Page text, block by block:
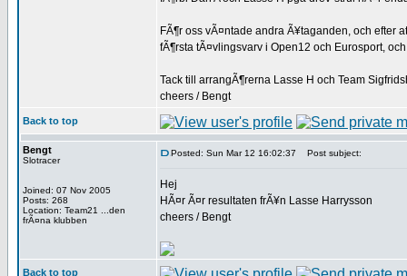
FÃ¶r oss vÃ¤ntade andra Ã¥taganden, och efter
fÃ¶rsta tÃ¤vlingsvarv i Open12 och Eurosport,
Tack till arrangÃ¶rerna Lasse H och Team
cheers / Bengt
Back to top
Bengt
Slotracer
Joined: 07 Nov 2005
Posts: 268
Location: Team21 ...den
frÃ¤na klubben
Posted: Sun Mar 12 16:02:37 Post subject:
Hej
HÃ¤r Ã¤r resultaten frÃ¥n Lasse Harrysson
cheers / Bengt
Back to top